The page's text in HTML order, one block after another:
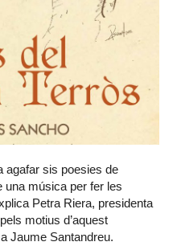
agafar sis poesies de
una música per fer les
Petra Riera, presidenta
motius d’aquest
Jaume Santandreu.